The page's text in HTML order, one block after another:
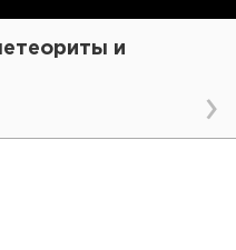
и